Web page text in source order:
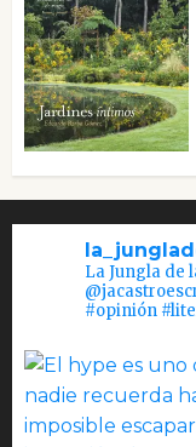
La Jungla de
#opinión